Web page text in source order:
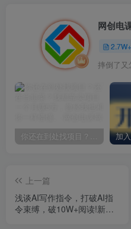
网创电
2.7W+
摔倒了又
你还在到处找项目？还在当韭菜？我却靠卖项目一个月赚5万，曾经我也和你一样懵懂。
上一篇
浅谈AI写作指令，打破AI指
令束缚，破10W+阅读!新手